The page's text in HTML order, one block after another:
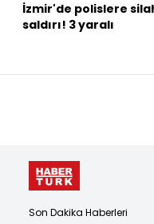
İzmir'de polislere
saldırı! 3 yaralı
Son Dakika Haberleri